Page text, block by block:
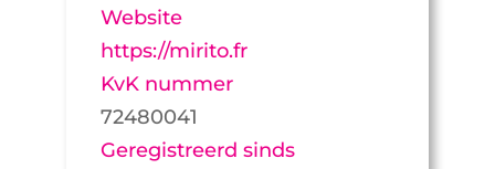
Website
https://mirito.fr
KvK nummer
72480041
Geregistreerd sinds